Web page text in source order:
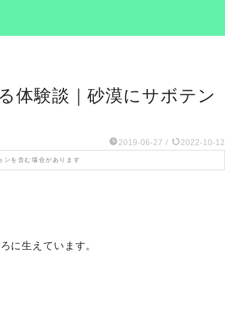
体験談｜砂漠にサボテン
2019-06-27 / 2022-10-12
ンを含む場合があります
に生えています。